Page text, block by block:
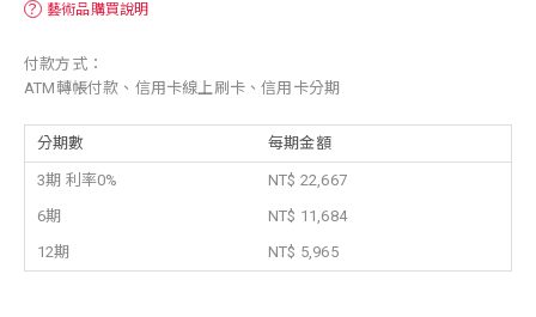
？ 藝術品購買說明
付款方式：
ATM轉帳付款、信用卡線上刷卡、信用卡分期
分期數 每期金額
3期 利率0%
NT$ 22,667
6期
NT$ 11,684
12期
NT$ 5,965